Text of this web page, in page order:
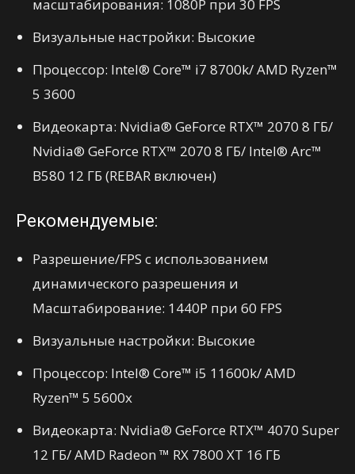
масштабирования: 1080P при 30 FPS
Визуальные настройки: Высокие
Процессор: Intel® Core™ i7 8700k/ AMD Ryzen™
5 3600
Видеокарта: Nvidia® GeForce RTX™ 2070 8 ГБ/
Nvidia® GeForce RTX™ 2070 8 ГБ/ Intel® Arc™
B580 12 ГБ (REBAR включен)
Рекомендуемые:
Разрешение/FPS с использованием
динамического разрешения и
Масштабирование: 1440P при 60 FPS
Визуальные настройки: Высокие
Процессор: Intel® Core™ i5 11600k/ AMD
Ryzen™ 5 5600x
Видеокарта: Nvidia® GeForce RTX™ 4070 Super
12 ГБ/ AMD Radeon ™ RX 7800 XT 16 ГБ